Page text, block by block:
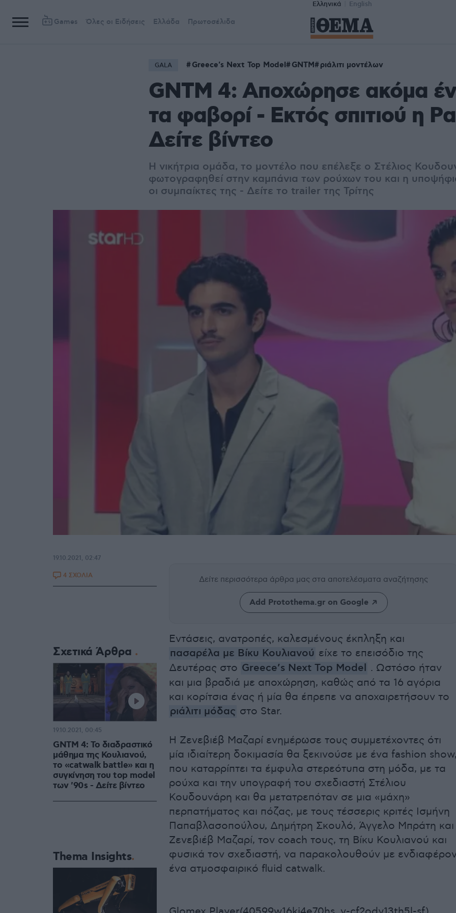
Ελληνικά English
Games Όλες οι Ειδήσεις Ελλάδα Πρωτοσέλιδα
GALA Greece's Next Top Model GNTM ριάλιτι μοντέλων
GNTM 4: Αποχώρησε ακόμα
τα φαβορί - Εκτός σπιτιού η
Δείτε βίντεο
Η νικήτρια ομάδα, το μοντέλο που επέλεξε ο Στέλιος
φωτογραφηθεί στην καμπάνια των ρούχων του και η
οι συμπαίκτες της - Δείτε το trailer της Τρίτης
Δείτε περισσότερα άρθρα μας στα αποτελέσματα αναζήτησης
Add Protothema.gr on Google
Εντάσεις, ανατροπές, καλεσμένους έκπληξη και
πασαρέλα με Βίκυ Κουλιανού είχε το επεισόδιο της
Δευτέρας στο Greece’s Next Top Model . Ωστόσο ήταν
και μια βραδιά με αποχώρηση, καθώς από τα 16 αγόρια
και κορίτσια ένας ή μία θα έπρεπε να αποχαιρετήσουν το
ριάλιτι μόδας στο Star.
Η Ζενεβιέβ Μαζαρί ενημέρωσε τους συμμετέχοντες ότι
μία ιδιαίτερη δοκιμασία θα ξεκινούσε με ένα fashion
που καταρρίπτει τα έμφυλα στερεότυπα στη μόδα, με τα
ρούχα και την υπογραφή του σχεδιαστή Στέλιου
Κουδουνάρη και θα μετατρεπόταν σε μια «μάχη»
περπατήματος και πόζας, με τους τέσσερις κριτές Ισμήνη
Παπαβλασοπούλου, Δημήτρη Σκουλό, Άγγελο Μπράτη και
Ζενεβιέβ Μαζαρί, τον coach τους, τη Βίκυ Κουλιανού και
φυσικά τον σχεδιαστή, να παρακολουθούν με
ένα ατμοσφαιρικό fluid catwalk.
19.10.2021, 02:47
4 ΣΧΟΛΙΑ
Σχετικά Άρθρα
GNTM 4: Το διαδραστικό
μάθημα της Κουλιανού,
το «catwalk battle» και η
συγκίνηση του top model
των '90s - Δείτε βίντεο
19.10.2021, 00:45
Thema Insights